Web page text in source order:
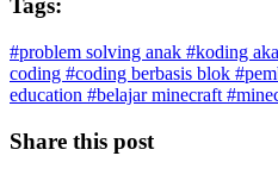
Tags:
#problem solving anak #koding
coding #coding berbasis blok
education #belajar minecraft
Share this post